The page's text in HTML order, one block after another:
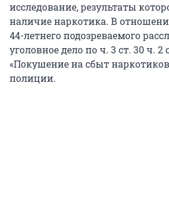
исследование, результаты
наличие наркотика. В
44-летнего подозреваемого
уголовное дело по ч. 3 ст. 30 ч. 2
«Покушение на сбыт
полиции.